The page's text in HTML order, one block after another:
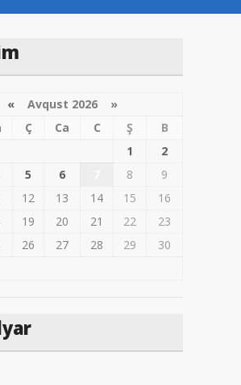
«Avqust 2026 »
Ç Ca C Ş
B
1
2
5 6 8
9
12 13 14 15
16
19 20 21 22
23
26 27 28 29
30